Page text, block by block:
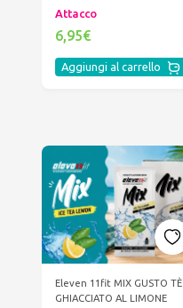
Attacco
6,95€
Aggiungi al carrello
Eleven 11fit MIX GUSTO TÈ
GHIACCIATO AL LIMONE